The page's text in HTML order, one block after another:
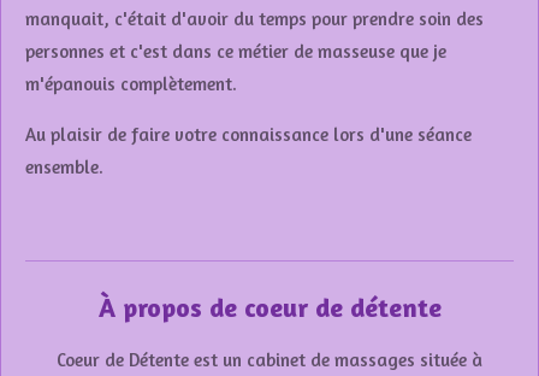
manquait, c'était d'avoir du temps pour prendre soin des
personnes et c'est dans ce métier de masseuse que je
m'épanouis complètement.
Au plaisir de faire votre connaissance lors d'une séance
ensemble.
À propos de coeur de détente
Coeur de Détente est un cabinet de massages située à